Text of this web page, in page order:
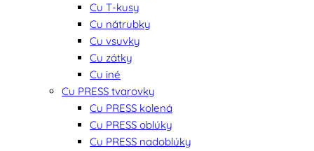
Cu T-kusy
Cu nátrubky
Cu vsuvky
Cu zátky
Cu iné
Cu PRESS tvarovky
Cu PRESS kolená
Cu PRESS oblúky
Cu PRESS nadoblúky